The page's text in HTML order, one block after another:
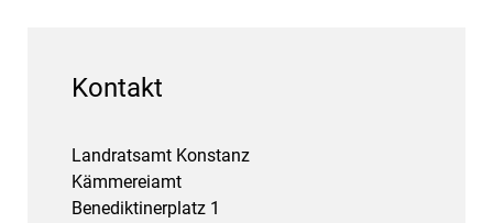
Kontakt
Landratsamt Konstanz
Kämmereiamt
Benediktinerplatz 1